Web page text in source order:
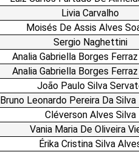
Livia Carvalho
Moisés De Assis Alves
Sergio Naghettini
Analia Gabriella Borges
Analia Gabriella Borges
João Paulo Silva
Bruno Leonardo Pereira Da Silva
Cléverson Alves Silva
Vania Maria De Oliveira
Érika Cristina Silva